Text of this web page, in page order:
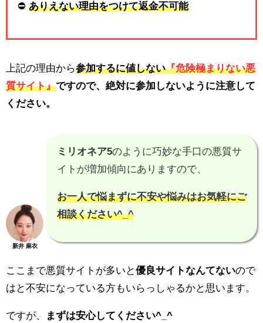
⛔ ありえない理由をつけて返金不可能
上記の理由から参加するに値しない『危険極まりない悪
質サイト』ですので、 絶対に参加しないように注意して
ください。
新井 麻衣
ミリオネア5のように巧妙な手口の悪質サ
イトが増加傾向にありますので、
お一人で悩まずに不安や悩みはお気軽にご
相談ください^_^
ここまで悪質サイトが多いと優良サイトなんてないので
はと不安になっている方もいらっしゃるかと思います。
ですが、 まずは安心してください^_^